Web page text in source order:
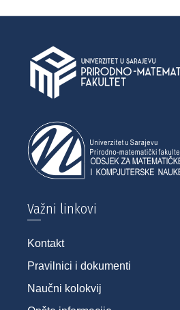
Važni linkovi
Kontakt
Pravilnici i dokumenti
Naučni kolokvij